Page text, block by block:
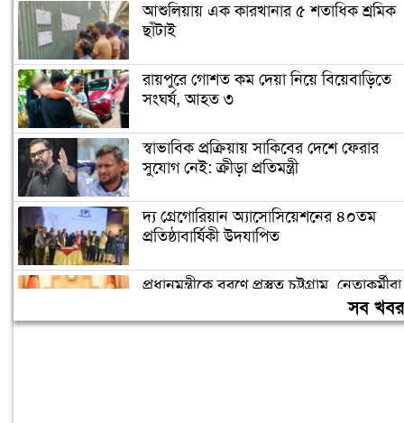
আশুলিয়ায় এক কারখানার ৫ শতাধিক শ্রমিক
ছাঁটাই
রায়পুরে গোশত কম দেয়া নিয়ে বিয়েবাড়িতে
সংঘর্ষ, আহত ৩
স্বাভাবিক প্রক্রিয়ায় সাকিবের দেশে ফেরার
সুযোগ নেই: ক্রীড়া প্রতিমন্ত্রী
দ্য গ্রেগোরিয়ান অ্যাসোসিয়েশনের ৪০তম
প্রতিষ্ঠাবার্ষিকী উদযাপিত
প্রধানমন্ত্রীকে বরণে প্রস্তুত চট্টগ্রাম, নেতাকর্মীরা
সব